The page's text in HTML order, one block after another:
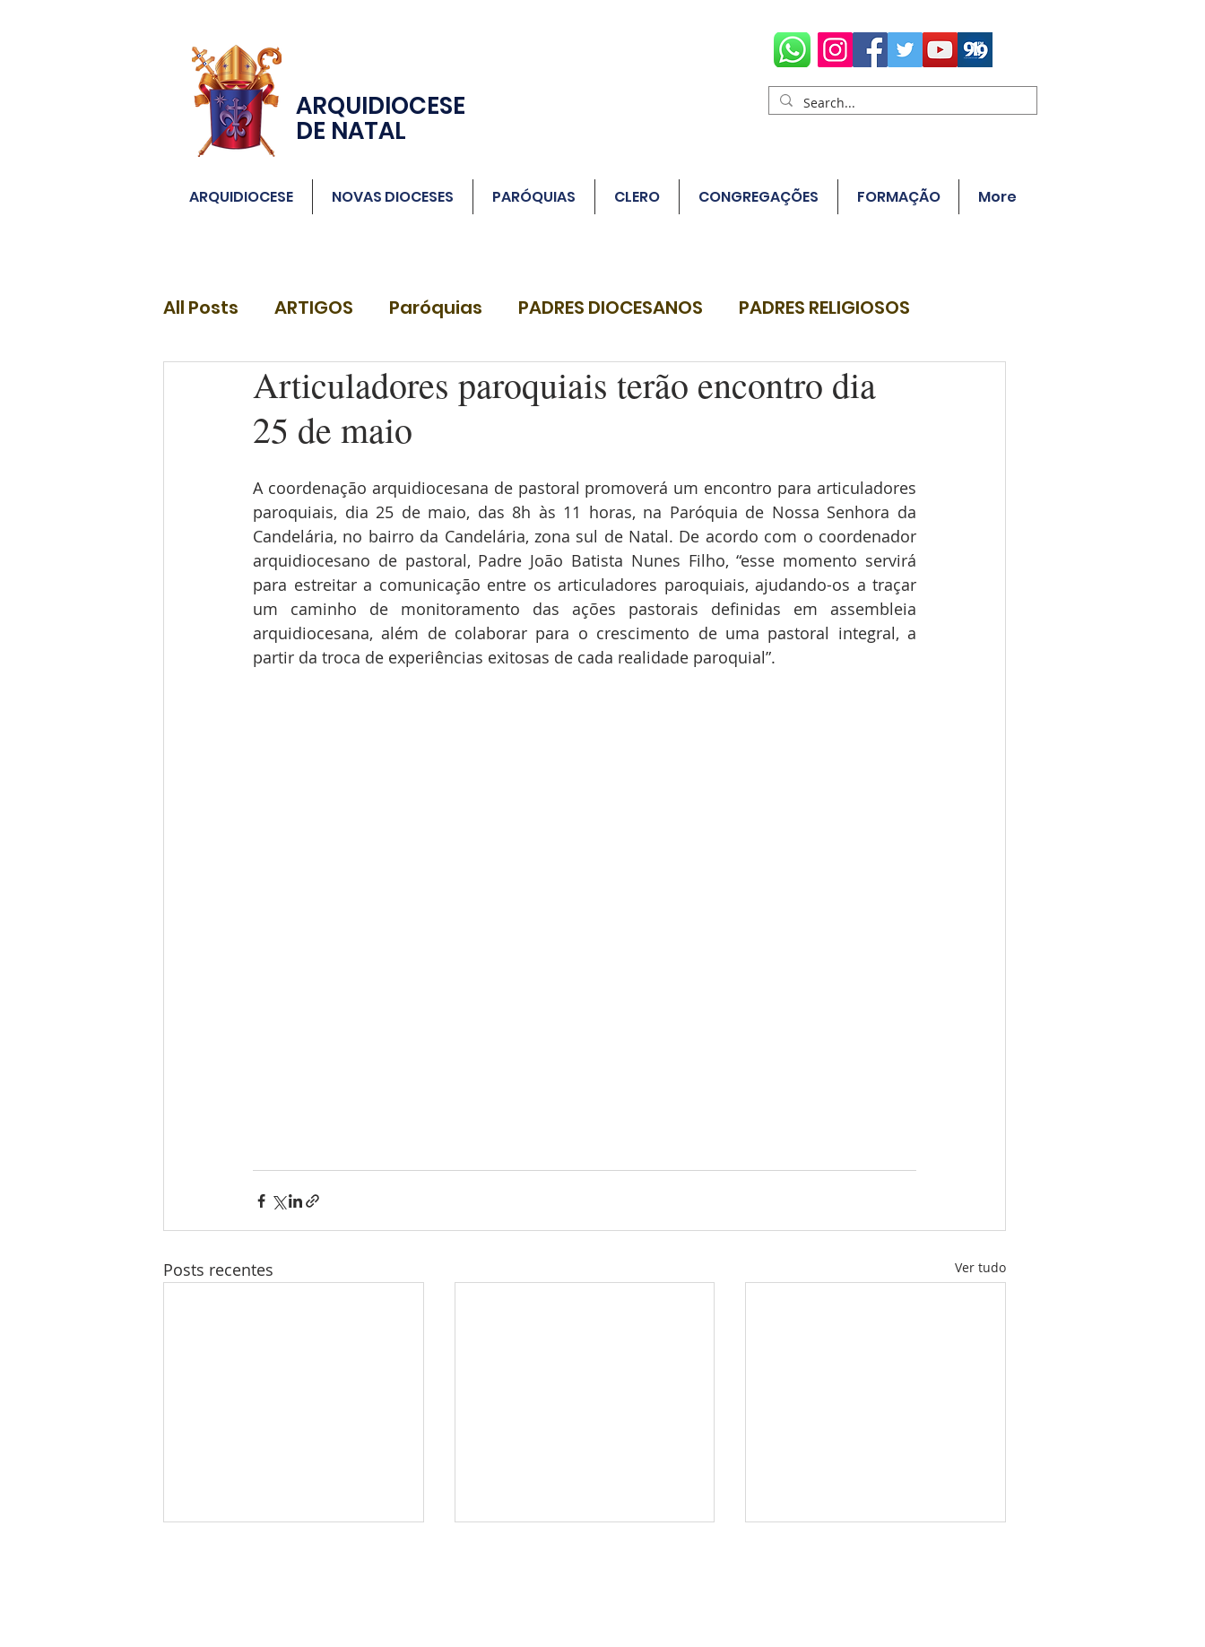
ARQUIDIOCESE
DE NATAL
ARQUIDIOCESE NOVAS DIOCESES PARÓQUIAS CLERO CONGREGAÇÕES FORMAÇÃO More
All Posts ARTIGOS Paróquias PADRES DIOCESANOS PADRES RELIGIOSOS
DIÁCONOSArticuladores paroquiais terão encontro dia
25 de maio
A coordenação arquidiocesana de pastoral promoverá um encontro para articuladores
paroquiais, dia 25 de maio, das 8h às 11 horas, na Paróquia de Nossa Senhora da
Candelária, no bairro da Candelária, zona sul de Natal. De acordo com o coordenador
arquidiocesano de pastoral, Padre João Batista Nunes Filho, “esse momento servirá
para estreitar a comunicação entre os articuladores paroquiais, ajudando-os a traçar
um caminho de monitoramento das ações pastorais definidas em assembleia
arquidiocesana, além de colaborar para o crescimento de uma pastoral integral, a
partir da troca de experiências exitosas de cada realidade paroquial”.
Posts recentes Ver tudo